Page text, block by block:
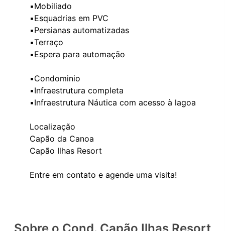
▪️Mobiliado
▪️Esquadrias em PVC
▪️Persianas automatizadas
▪️Terraço
▪️Espera para automação
▪️Condominio
▪️Infraestrutura completa
▪️Infraestrutura Náutica com acesso à lagoa
Localização
Capão da Canoa
Capão Ilhas Resort